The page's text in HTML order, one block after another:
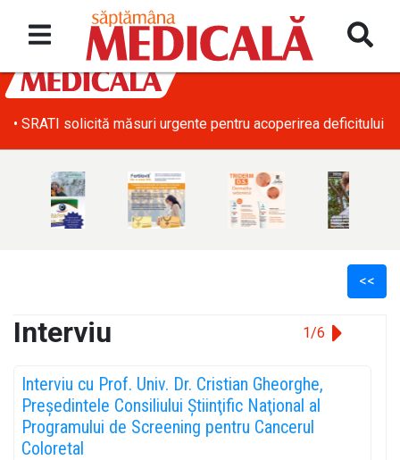
• SRATI solicită măsuri urgente pentru acoperirea deficitului
<<
Interviu 1/6
Interviu cu Prof. Univ. Dr. Cristian Gheorghe,
Președintele Consiliului Știinţific Naţional al
Programului de Screening pentru Cancerul
Coloretal